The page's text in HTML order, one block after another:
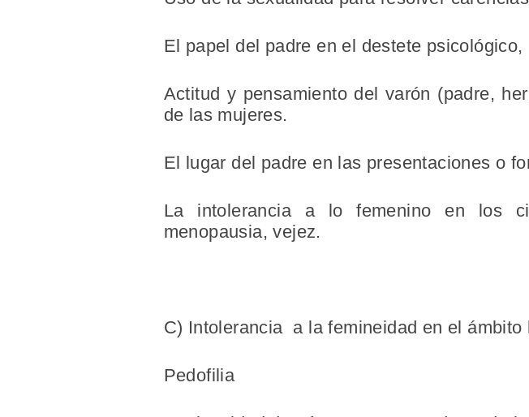
El papel del padre en el destete
Actitud y pensamiento del varón (padre,
de las mujeres.
El lugar del padre en las presentaciones o
La intolerancia a lo femenino en los
menopausia, vejez.
C) Intolerancia a la femineidad en el ámbito
Pedofilia